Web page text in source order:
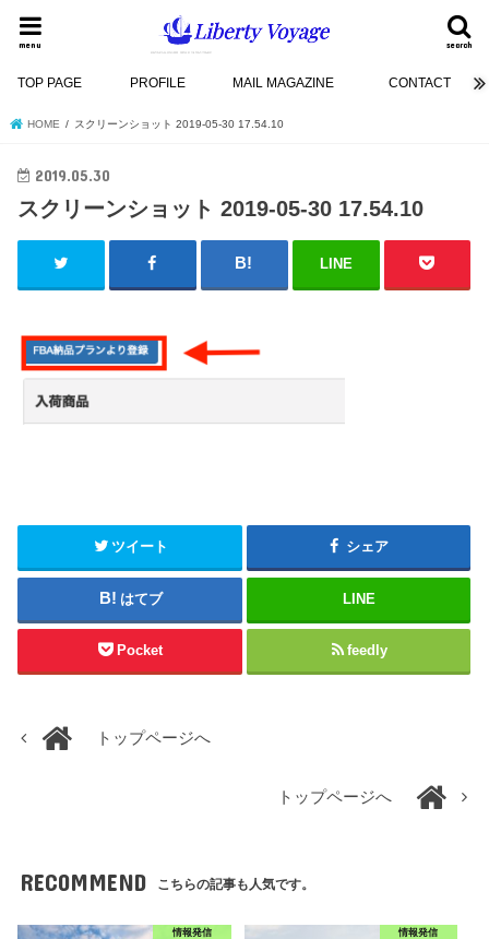
search
menu
TOP PAGE PROFILE MAIL MAGAZINE CONTACT
HOME スクリーンショット 2019-05-30 17.54.10
2019.05.30
スクリーンショット 2019-05-30 17.54.10
LINE
ツイート シェア
はてブ LINE
Pocket feedly
トップページへ
トップページへ
RECOMMEND こちらの記事も人気です。
情報発信 情報発信